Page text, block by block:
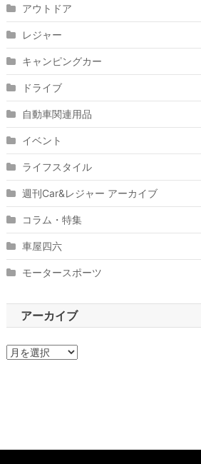
アウトドア
レジャー
キャンピングカー
ドライブ
自動車関連用品
イベント
ライフスタイル
週刊Car&レジャー アーカイブ
コラム・特集
車屋四六
モータースポーツ
アーカイブ
ア